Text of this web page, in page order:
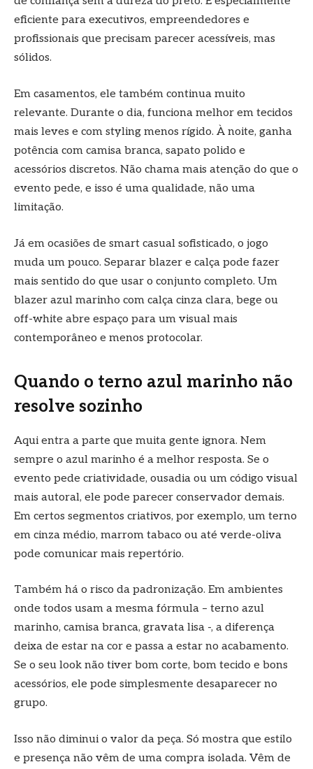
eficiente para executivos, empreendedores e
profissionais que precisam parecer acessíveis, mas
sólidos.
Em casamentos, ele também continua muito
relevante. Durante o dia, funciona melhor em tecidos
mais leves e com styling menos rígido. À noite, ganha
potência com camisa branca, sapato polido e
acessórios discretos. Não chama mais atenção do que o
evento pede, e isso é uma qualidade, não uma
limitação.
Já em ocasiões de smart casual sofisticado, o jogo
muda um pouco. Separar blazer e calça pode fazer
mais sentido do que usar o conjunto completo. Um
blazer azul marinho com calça cinza clara, bege ou
off-white abre espaço para um visual mais
contemporâneo e menos protocolar.
Quando o terno azul marinho não
resolve sozinho
Aqui entra a parte que muita gente ignora. Nem
sempre o azul marinho é a melhor resposta. Se o
evento pede criatividade, ousadia ou um código visual
mais autoral, ele pode parecer conservador demais.
Em certos segmentos criativos, por exemplo, um terno
em cinza médio, marrom tabaco ou até verde-oliva
pode comunicar mais repertório.
Também há o risco da padronização. Em ambientes
onde todos usam a mesma fórmula – terno azul
marinho, camisa branca, gravata lisa -, a diferença
deixa de estar na cor e passa a estar no acabamento.
Se o seu look não tiver bom corte, bom tecido e bons
acessórios, ele pode simplesmente desaparecer no
grupo.
Isso não diminui o valor da peça. Só mostra que estilo
e presença não vêm de uma compra isolada. Vêm de